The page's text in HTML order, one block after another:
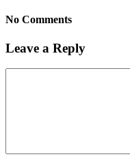
No Comments
Leave a Reply